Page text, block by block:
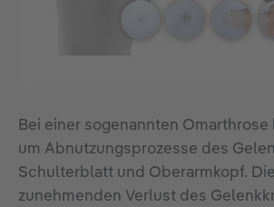
Bei einer sogenannten
um Abnutzungsprozesse des
Schulterblatt und Oberarmkopf.
zunehmenden Verlust des